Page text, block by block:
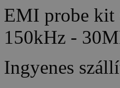
EMI probe kit
150kHz -
Ingyenes